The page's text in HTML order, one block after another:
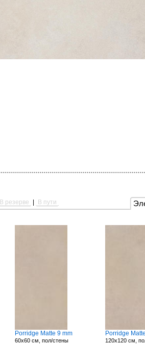
В резерве В пути
Porridge Matte 9 mm
60x60 см, пол/стены
Porridge
120x120 см,